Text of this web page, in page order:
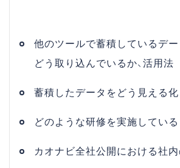
他のツールで蓄積しているデ
どう取り込んでいるか、活用法
蓄積したデータをどう見える化
どのような研修を実施している
カオナビ全社公開における社